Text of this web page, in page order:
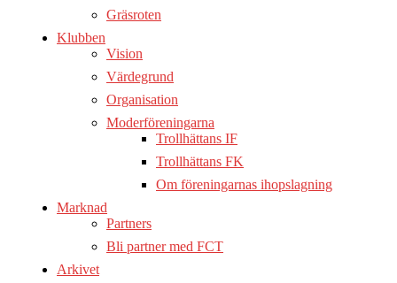
Gräsroten
Klubben
Vision
Värdegrund
Organisation
Moderföreningarna
Trollhättans IF
Trollhättans FK
Om föreningarnas ihopslagning
Marknad
Partners
Bli partner med FCT
Arkivet